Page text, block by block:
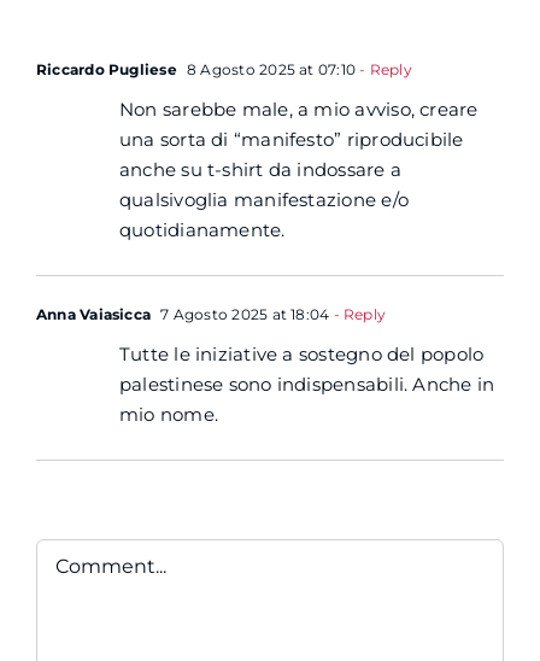
Riccardo Pugliese 8 Agosto 2025 at 07:10 - Reply
Non sarebbe male, a mio avviso, creare
una sorta di “manifesto” riproducibile
anche su t-shirt da indossare a
qualsivoglia manifestazione e/o
quotidianamente.
Anna Vaiasicca 7 Agosto 2025 at 18:04 - Reply
Tutte le iniziative a sostegno del popolo
palestinese sono indispensabili. Anche in
mio nome.
Comment